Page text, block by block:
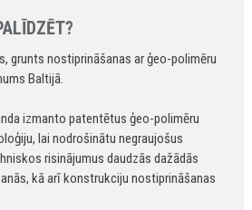
grunts nostiprināšanas ar ģeo-polimēru
Baltijā.
izmanto patentētus ģeo-polimēru
lai nodrošinātu negraujošus
risinājumus daudzās dažādās
kā arī konstrukciju nostiprināšanas